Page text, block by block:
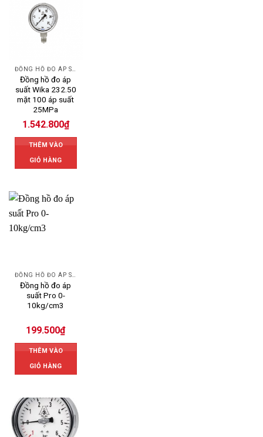
ĐỒNG HỒ ĐO ÁP SUẤT
Đồng hồ đo áp
suất Wika 232.50
mặt 100 áp suất
25MPa
1.542.800₫
THÊM VÀO
GIỎ HÀNG
ĐỒNG HỒ ĐO ÁP SUẤT
Đồng hồ đo áp
suất Pro 0-
10kg/cm3
199.500₫
THÊM VÀO
GIỎ HÀNG